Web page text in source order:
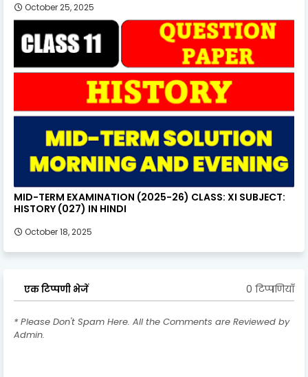
October 25, 2025
MID-TERM EXAMINATION (2025-26) CLASS: XI SUBJECT:
HISTORY (027) IN HINDI
October 18, 2025
एक टिप्पणी भेजें 0 टिप्पणियाँ
* Please Don't Spam Here. All the Comments are Reviewed by
Admin.